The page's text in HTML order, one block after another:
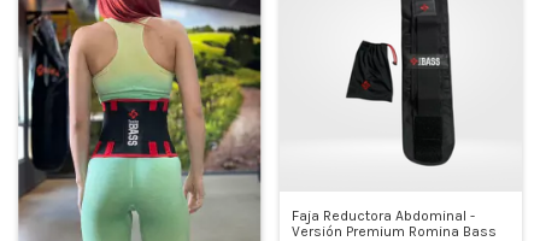
Faja Reductora Abdominal -
Versión Premium Romina Bass